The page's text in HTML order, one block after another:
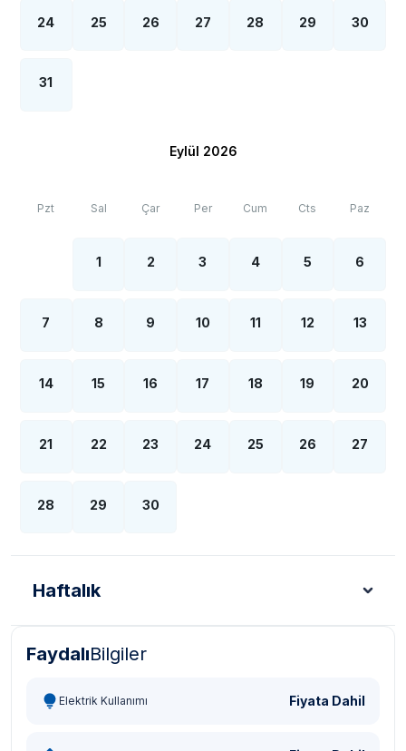
24 25 26 27 28 29 30
31
Eylül 2026
Pzt Sal Çar Per Cum Cts Paz
1 2 3 4 5 6
7 8 9 10 11 12 13
14 15 16 17 18 19 20
21 22 23 24 25 26 27
28 29 30
Haftalık
Türk Lirası - TL
FaydalıBilgiler
Elektrik Kullanımı Fiyata Dahil